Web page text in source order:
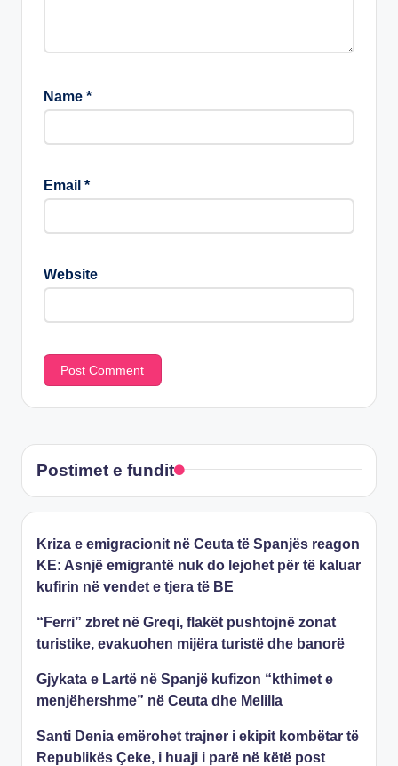
Name *
Email *
Website
Postimet e fundit
Kriza e emigracionit në Ceuta të Spanjës reagon
KE: Asnjë emigrantë nuk do lejohet për të kaluar
kufirin në vendet e tjera të BE
“Ferri” zbret në Greqi, flakët pushtojnë zonat
turistike, evakuohen mijëra turistë dhe banorë
Gjykata e Lartë në Spanjë kufizon “kthimet e
menjëhershme” në Ceuta dhe Melilla
Santi Denia emërohet trajner i ekipit kombëtar të
Republikës Çeke, i huaji i parë në këtë post